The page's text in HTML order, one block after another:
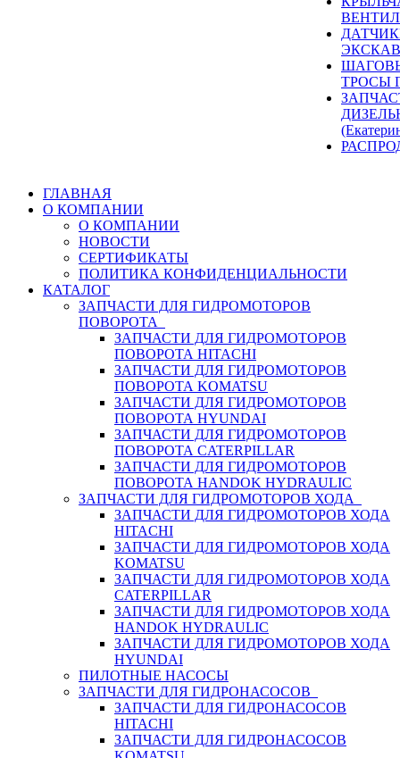
ТРОСЫ
ГЛАВНАЯ
О КОМПАНИИ
О КОМПАНИИ
НОВОСТИ
СЕРТИФИКАТЫ
ПОЛИТИКА КОНФИДЕНЦИАЛЬНОСТИ
КАТАЛОГ
ЗАПЧАСТИ ДЛЯ ГИДРОМОТОРОВ
ПОВОРОТА
ЗАПЧАСТИ ДЛЯ ГИДРОМОТОРОВ
ПОВОРОТА HITACHI
ЗАПЧАСТИ ДЛЯ ГИДРОМОТОРОВ
ПОВОРОТА KOMATSU
ЗАПЧАСТИ ДЛЯ ГИДРОМОТОРОВ
ПОВОРОТА HYUNDAI
ЗАПЧАСТИ ДЛЯ ГИДРОМОТОРОВ
ПОВОРОТА CATERPILLAR
ЗАПЧАСТИ ДЛЯ ГИДРОМОТОРОВ
ПОВОРОТА HANDOK HYDRAULIC
ЗАПЧАСТИ ДЛЯ ГИДРОМОТОРОВ ХОДА
ЗАПЧАСТИ ДЛЯ ГИДРОМОТОРОВ ХОДА
HITACHI
ЗАПЧАСТИ ДЛЯ ГИДРОМОТОРОВ ХОДА
KOMATSU
ЗАПЧАСТИ ДЛЯ ГИДРОМОТОРОВ ХОДА
CATERPILLAR
ЗАПЧАСТИ ДЛЯ ГИДРОМОТОРОВ ХОДА
HANDOK HYDRAULIC
ЗАПЧАСТИ ДЛЯ ГИДРОМОТОРОВ ХОДА
HYUNDAI
ПИЛОТНЫЕ НАСОСЫ
ЗАПЧАСТИ ДЛЯ ГИДРОНАСОСОВ
ЗАПЧАСТИ ДЛЯ ГИДРОНАСОСОВ
HITACHI
ЗАПЧАСТИ ДЛЯ ГИДРОНАСОСОВ